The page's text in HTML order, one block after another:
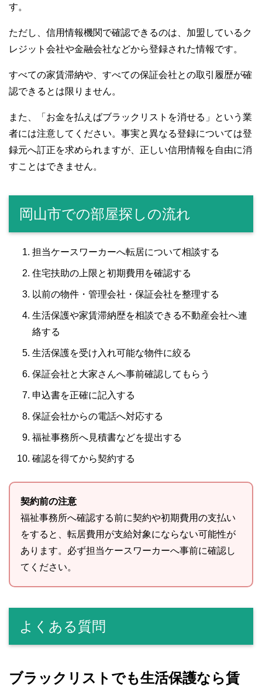
す。
ただし、信用情報機関で確認できるのは、加盟しているク
レジット会社や金融会社などから登録された情報です。
すべての家賃滞納や、すべての保証会社との取引履歴が確
認できるとは限りません。
また、「お金を払えばブラックリストを消せる」という業
者には注意してください。事実と異なる登録については登
録元へ訂正を求められますが、正しい信用情報を自由に消
すことはできません。
岡山市での部屋探しの流れ
担当ケースワーカーへ転居について相談する
住宅扶助の上限と初期費用を確認する
以前の物件・管理会社・保証会社を整理する
生活保護や家賃滞納歴を相談できる不動産会社へ連
絡する
生活保護を受け入れ可能な物件に絞る
保証会社と大家さんへ事前確認してもらう
申込書を正確に記入する
保証会社からの電話へ対応する
福祉事務所へ見積書などを提出する
確認を得てから契約する
契約前の注意
福祉事務所へ確認する前に契約や初期費用の支払い
をすると、転居費用が支給対象にならない可能性が
あります。必ず担当ケースワーカーへ事前に確認し
てください。
よくある質問
ブラックリストでも生活保護なら賃